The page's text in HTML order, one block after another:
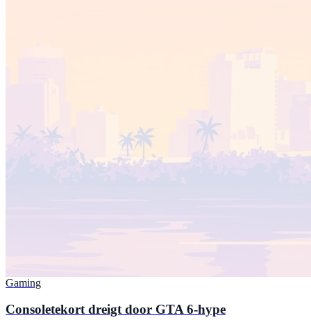
Gaming
Consoletekort dreigt door GTA 6‑hype